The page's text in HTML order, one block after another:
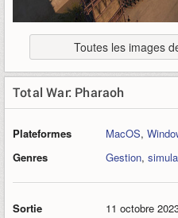
Toutes les images
Total War: Pharaoh
Plateformes MacOS,
Genres
Gestion,
Sortie 11 octobre